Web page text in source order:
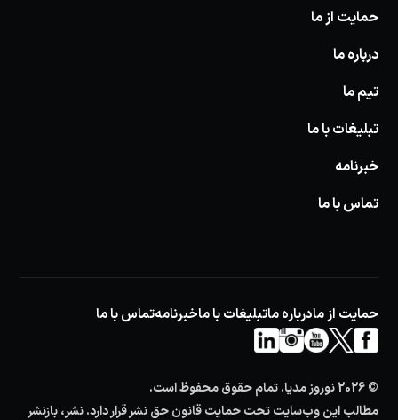
حمایت از ما
درباره ما
تیم ما
تبلیغات با ما
خبرنامه
تماس با ما
حمایت از مادرباره ماتبلیغات با ماخبرنامهتماس با ما
© 2026 نوروز مدیا. تمام حقوق محفوظ است.
مطالب این وب‌سایت تحت حمایت قانون حق نشر قرار دارد. نشر، بازنشر